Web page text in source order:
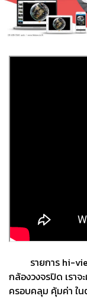
รายการ hi-
กล้องวงจรปิด เราจ
ครอบคลุม คุ้มค่า ใ